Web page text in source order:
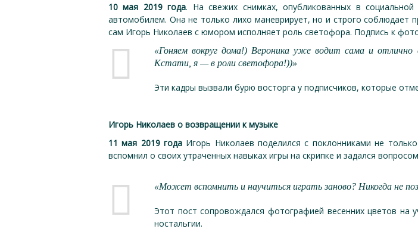
10 мая 2019 года. На свежих снимках, опубликованных в
автомобилем. Она не только лихо маневрирует, но и строго соблюдает
сам Игорь Николаев с юмором исполняет роль светофора. Подпись к
«Гоняем вокруг дома!) Вероника уже водит сама и
Кстати, я — в роли светофора!))»
Эти кадры вызвали бурю восторга у подписчиков, которые
Игорь Николаев о возвращении к музыке
11 мая 2019 года Игорь Николаев поделился с поклонниками не
вспомнил о своих утраченных навыках игры на скрипке и задался
«Может вспомнить и научиться играть заново? Никогда не
Этот пост сопровождался фотографией весенних цветов на
ностальгии.